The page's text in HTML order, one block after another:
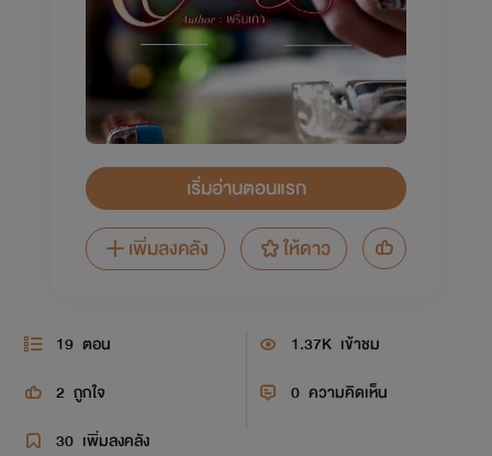
เริ่มอ่านตอนแรก
เพิ่มลงคลัง
ให้ดาว
19 ตอน 1.37K เข้าชม
2 ถูกใจ 0 ความคิดเห็น
30 เพิ่มลงคลัง